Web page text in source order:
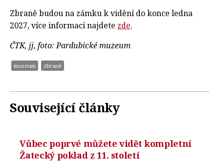
Zbraně budou na zámku k vidění do konce ledna
2027, více informací najdete zde.
ČTK, jj, foto: Pardubické muzeum
muzeum zbraně
Související články
Vůbec poprvé můžete vidět kompletní
Žatecký poklad z 11. století